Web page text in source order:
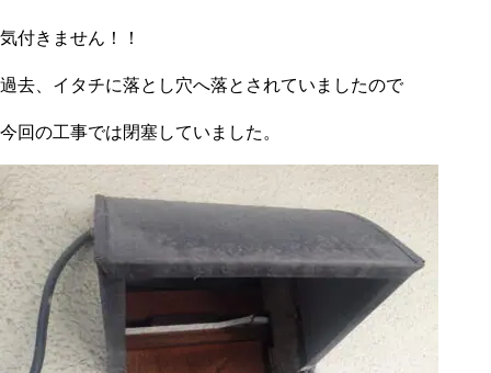
気付きません！！
過去、イタチに落とし穴へ落とされていましたので
今回の工事では閉塞していました。